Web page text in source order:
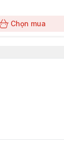
Chọn mua